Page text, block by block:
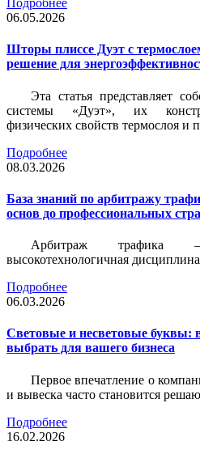
Подробнее
06.05.2026
Шторы плиссе Дуэт с
решение для
Эта статья представляет
системы «Дуэт», их
физических свойств термослоя и
Подробнее
08.03.2026
База знаний по арбитражу
основ до профессиональных
Арбитраж трафика
высокотехнологичная
Подробнее
06.03.2026
Световые и несветовые буквы:
выбрать для вашего бизнеса
Первое впечатление о
и вывеска часто становится
Подробнее
16.02.2026